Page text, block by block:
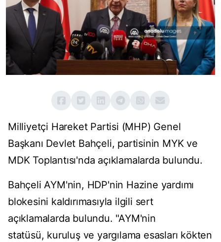
Milliyetçi Hareket Partisi (MHP) Genel
Başkanı Devlet Bahçeli, partisinin MYK ve
MDK Toplantısı'nda açıklamalarda bulundu.
Bahçeli AYM'nin, HDP'nin Hazine yardımı
blokesini kaldırımasıyla ilgili sert
açıklamalarda bulundu. "AYM'nin
statüsü, kuruluş ve yargılama esasları kökten